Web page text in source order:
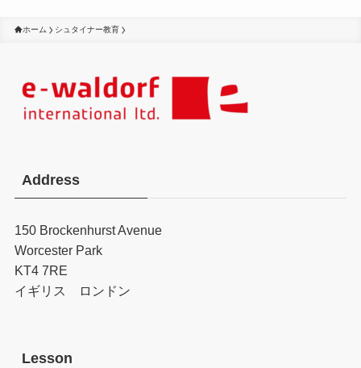
ホーム シュタイナー教育
Address
150 Brockenhurst Avenue
Worcester Park
KT4 7RE
イギリス ロンドン
Lesson